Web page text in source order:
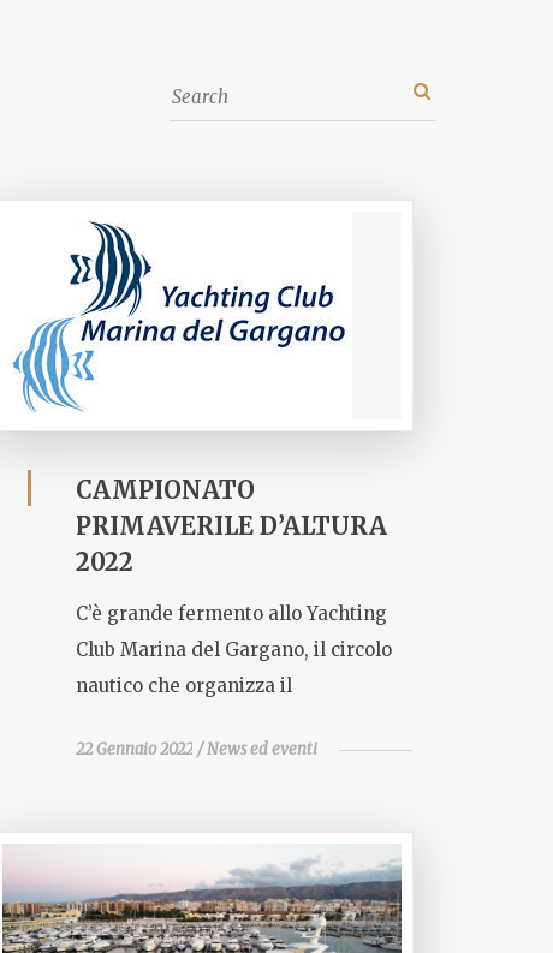
CAMPIONATO
PRIMAVERILE D’ALTURA
2022
C’è grande fermento allo Yachting
Club Marina del Gargano, il circolo
nautico che organizza il
22 Gennaio 2022 News ed eventi